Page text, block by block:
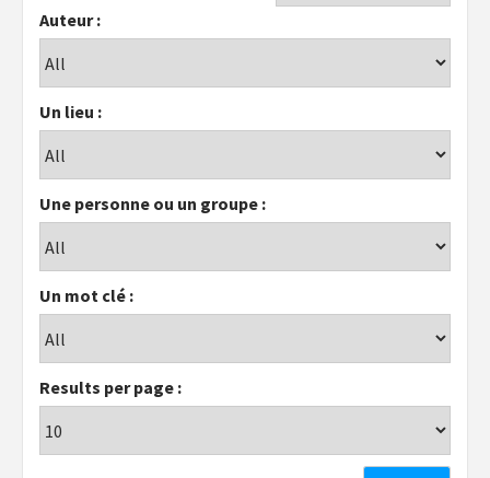
Auteur :
Un lieu :
Une personne ou un groupe :
Un mot clé :
Results per page :